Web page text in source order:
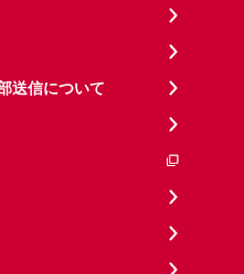
送信について